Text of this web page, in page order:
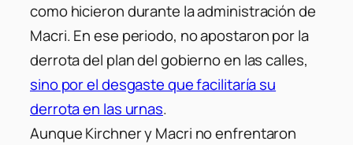
como hicieron durante la administración de
Macri. En ese periodo, no apostaron por la
derrota del plan del gobierno en las calles,
sino por el desgaste que facilitaría su
derrota en las urnas.
Aunque Kirchner y Macri no enfrentaron